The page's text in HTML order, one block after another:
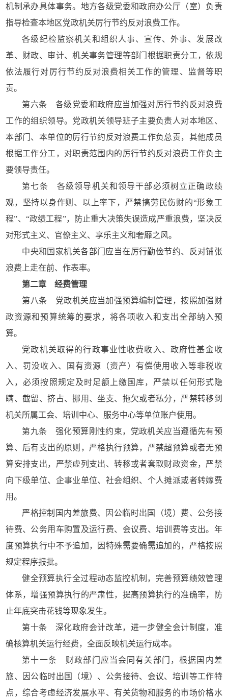
机制承办具体事务。地方各级党委和政府办公厅（室）负责
指导检查本地区党政机关厉行节约反对浪费工作。
各级纪检监察机关和组织人事、宣传、外事、发展改
革、财政、审计、机关事务管理等部门根据职责分工，依规
依法履行对厉行节约反对浪费相关工作的管理、监督等职
责。
第六条 各级党委和政府应当加强对厉行节约反对浪费
工作的组织领导。党政机关领导班子主要负责人对本地区、
本部门、本单位的厉行节约反对浪费工作负总责，其他成员
根据工作分工，对职责范围内的厉行节约反对浪费工作负主
要领导责任。
第七条 各级领导机关和领导干部必须树立正确政绩
观，坚持以身作则、以上率下，严禁搞劳民伤财的“形象工
程”、“政绩工程”，防止重大决策失误造成严重浪费，坚决反
对形式主义、官僚主义、享乐主义和奢靡之风。
中央和国家机关各部门应当在厉行勤俭节约、反对铺张
浪费上走在前、作表率。
第二章 经费管理
第八条 党政机关应当加强预算编制管理，按照加强财
政资源和预算统筹的要求，将各项收入和支出全部纳入预
算。
党政机关取得的行政事业性收费收入、政府性基金收
入、罚没收入、国有资源（资产）有偿使用收入等非税收
入，必须按照规定及时足额上缴国库，严禁以任何形式隐
瞒、截留、挤占、挪用、坐支、拖欠或者私分，严禁转移到
机关所属工会、培训中心、服务中心等单位账户使用。
第九条 强化预算刚性约束，党政机关应当遵循先有预
算、后有支出的原则，严格执行预算，严禁超预算或者无预
算安排支出，严禁虚列支出、转移或者套取财政资金，严禁
向下级单位、企事业单位、社会组织、个人摊派或者转嫁费
用。
严格控制国内差旅费、因公临时出国（境）费、公务接
待费、公务用车购置及运行费、会议费、培训费等支出。年
度预算执行中不予追加，因特殊需要确需追加的，严格按照
规定程序报批。
健全预算执行全过程动态监控机制，完善预算绩效管理
体系，增强预算执行的严肃性，提高预算执行的准确率，防
止年底突击花钱等现象发生。
第十条 深化政府会计改革，进一步健全会计制度，准
确核算机关运行经费，全面反映机关运行成本。
第十一条 财政部门应当会同有关部门，根据国内差
旅、因公临时出国（境）、公务接待、会议、培训等工作特
点，综合考虑经济发展水平、有关货物和服务的市场价格水